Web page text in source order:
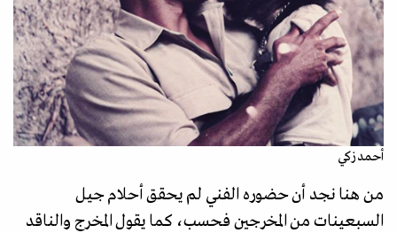
أحمد زكي
من هنا نجد أن حضوره الفني لم يحقق أحلام جيل
السبعينات من المخرجين فحسب، كما يقول المخرج والناقد